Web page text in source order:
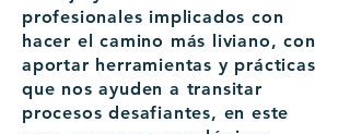
profesionales implicados con
hacer el camino más liviano, con
aportar herramientas y prácticas
que nos ayuden a transitar
procesos desafiantes, en este